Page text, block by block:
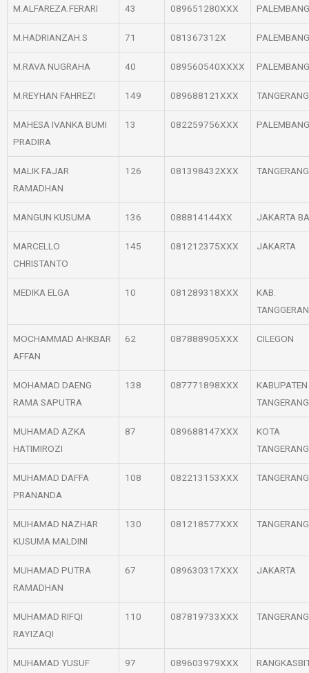
M.ALFAREZA.FERARI 43 089651280XXX PALEMBANG
M.HADRIANZAH.S 71 081367312X PALEMBANG
M.RAVA NUGRAHA 40 089560540XXXX PALEMBANG
M.REYHAN FAHREZI 149 089688121XXX TANGERANG
MAHESA IVANKA BUMI
PRADIRA
13 082259756XXX PALEMBANG
MALIK FAJAR
RAMADHAN
126 081398432XXX TANGERANG
MANGUN KUSUMA 136 088814144XX JAKARTA
MARCELLO
CHRISTANTO
145 081212375XXX JAKARTA
MEDIKA ELGA 10 081289318XXX
KAB.
MOCHAMMAD AHKBAR
AFFAN
62 087888905XXX CILEGON
MOHAMAD DAENG
RAMA SAPUTRA
138 087771898XXX
KABUPATEN
TANGERANG
MUHAMAD AZKA
HATIMIROZI
87 089688147XXX
KOTA
TANGERANG
MUHAMAD DAFFA
PRANANDA
108 082213153XXX TANGERANG
MUHAMAD NAZHAR
KUSUMA MALDINI
130 081218577XXX TANGERANG
MUHAMAD PUTRA
RAMADHAN
67 089630317XXX JAKARTA
MUHAMAD RIFQI
RAYIZAQI
110 087819733XXX TANGERANG
MUHAMAD YUSUF 97 089603979XXX